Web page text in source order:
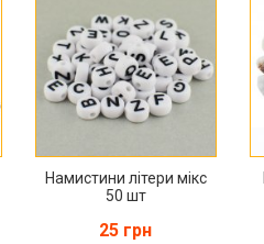
Намистини літери мікс
50 шт
25 грн